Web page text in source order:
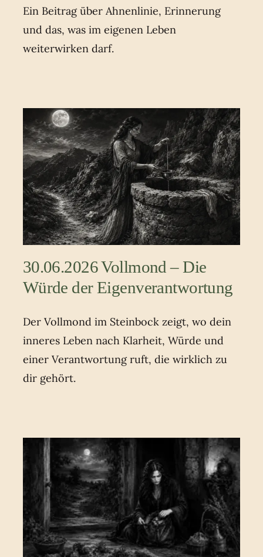
Ein Beitrag über Ahnenlinie, Erinnerung
und das, was im eigenen Leben
weiterwirken darf.
30.06.2026 Vollmond – Die
Würde der Eigenverantwortung
Der Vollmond im Steinbock zeigt, wo dein
inneres Leben nach Klarheit, Würde und
einer Verantwortung ruft, die wirklich zu
dir gehört.